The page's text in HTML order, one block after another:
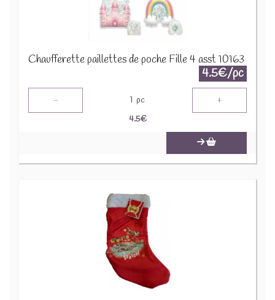
Chaufferette paillettes de poche Fille 4 asst 10163
4.5€/pc
- 1 pc +
4.5€